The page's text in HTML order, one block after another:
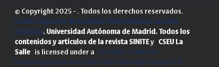
© Copyright 2025 - . Todos los derechos reservados.
Centro Superior de Estudios Universitarios La Salle
(CSEULS). Universidad Autónoma de Madrid. Todos los
contenidos y artículos de la revista SINITEy CSEU La
Salle is licensed under a Creative Commons
Reconocimiento-NoComercial-SinObraDerivada 4.0